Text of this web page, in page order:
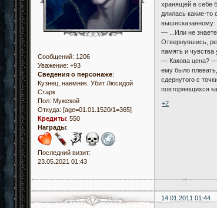
Сообщений: 1206
Уважение: +93
Сведения о персонаже:
Кузнец, наемник. Убит Люсидой
Старк
Пол: Мужской
Откуда: [age=01.01.1520/1=365]
Кредиты: 550
Награды:
Последний визит:
23.05.2021 01:43
хранящей в себе
длилась какие-
вышесказанному:
— ...Или не знаете.
Отвернувшись,
память и чувства
— Какова цена? —
ему было
сдернутого с
повторяющихся
+2
14.01.2011 01:44